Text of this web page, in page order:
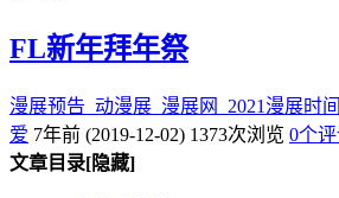
FL新年拜年祭
漫展预告_动漫展_漫展网_2021漫展时
爱 7年前 (2019-12-02) 1373次浏览 0个
文章目录[隐藏]